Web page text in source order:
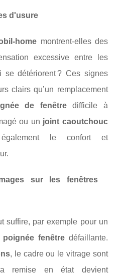
d'usure
home montrent-elles des
excessive entre les
détériorent ? Ces signes
clairs qu’un remplacement
de fenêtredifficile à
ou un joint caoutchouc
également le confort et
sur les fenêtres
suffire, par exemple pour un
poignée fenêtredéfaillante.
, le cadre ou le vitrage sont
remise en état devient